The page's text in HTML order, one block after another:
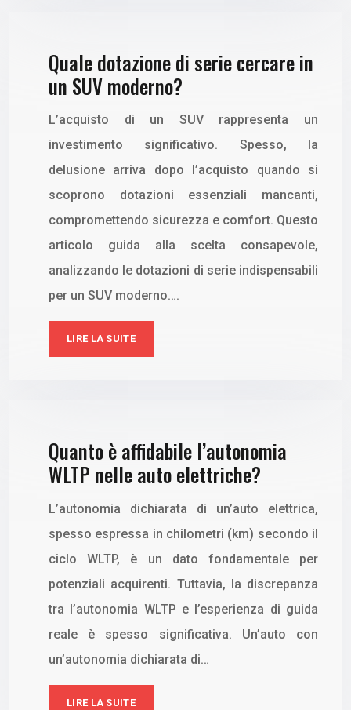
Quale dotazione di serie cercare in
un SUV moderno?
L’acquisto di un SUV rappresenta un
investimento significativo. Spesso, la
delusione arriva dopo l’acquisto quando si
scoprono dotazioni essenziali mancanti,
compromettendo sicurezza e comfort. Questo
articolo guida alla scelta consapevole,
analizzando le dotazioni di serie indispensabili
per un SUV moderno….
LIRE LA SUITE
Quanto è affidabile l’autonomia
WLTP nelle auto elettriche?
L’autonomia dichiarata di un’auto elettrica,
spesso espressa in chilometri (km) secondo il
ciclo WLTP, è un dato fondamentale per
potenziali acquirenti. Tuttavia, la discrepanza
tra l’autonomia WLTP e l’esperienza di guida
reale è spesso significativa. Un’auto con
un’autonomia dichiarata di…
LIRE LA SUITE